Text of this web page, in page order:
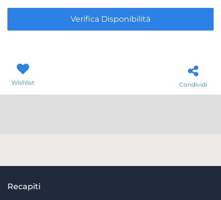
Verifica Disponibilità
Wishlist Condividi
Recapiti